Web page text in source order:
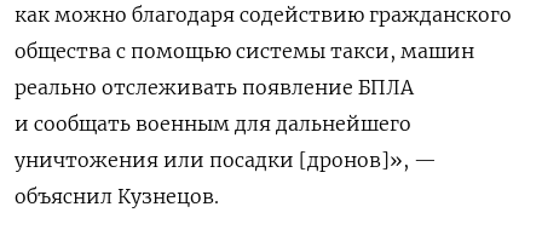
как можно благодаря содействию гражданского
общества с помощью системы такси, машин
реально отслеживать появление БПЛА
и сообщать военным для дальнейшего
уничтожения или посадки [дронов]», —
объяснил Кузнецов.